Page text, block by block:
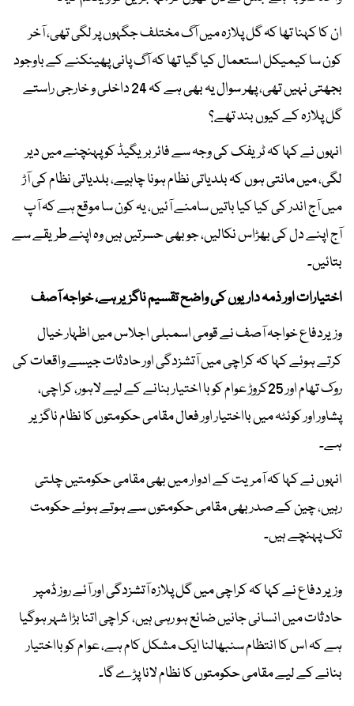
ان کا کہنا تھا کہ گل پلازہ میں آگ مختلف جگہوں پر لگی تھی، آخر
کون سا کیمیکل استعمال کیا گیا تھا کہ آگ پانی پھینکنے کے باوجود
بجھتی نہیں تھی، پھر سوال یہ بھی ہے کہ 24 داخلی و خارجی راستے
گل پلازہ کے کیوں بند تھے؟
انہوں نے کہا کہ ٹریفک کی وجہ سے فائر بریگیڈ کو پہنچنے میں دیر
لگی، میں مانتی ہوں کہ بلدیاتی نظام ہونا چاہیے، بلدیاتی نظام کی آڑ
میں آج اندر کی کیا کیا باتیں سامنے آئیں، یہ کون سا موقع ہے کہ آپ
آج اپنے دل کی بھڑاس نکالیں، جو بھی حسرتیں ہیں وہ اپنے طریقے سے
بتائیں۔
اختیارات اور ذمہ داریوں کی واضح تقسیم ناگزیر ہے، خواجہ آصف
وزیردفاع خواجہ آصف نے قومی اسمبلی اجلاس میں اظہار خیال
کرتے ہوئے کہا کہ کراچی میں آتشزدگی اور حادثات جیسے واقعات کی
روک تھام اور 25کروڑ عوام کو با اختیار بنانے کے لیے لاہور، کراچی،
پشاور اور کوئٹہ میں بااختیار اور فعال مقامی حکومتوں کا نظام ناگزیر
ہے۔
انہوں نے کہا کہ آمریت کے ادوار میں بھی مقامی حکومتیں چلتی
رہیں، چین کے صدر بھی مقامی حکومتوں سے ہوتے ہوئے حکومت
تک پہنچے ہیں۔
وزیر دفاع نے کہا کہ کراچی میں گل پلازہ آتشزدگی اور آئے روز ڈمپر
حادثات میں انسانی جانیں ضائع ہو رہی ہیں، کراچی اتنا بڑا شہر ہوگیا
ہے کہ اس کا انتظام سنبھالنا ایک مشکل کام ہے، عوام کو بااختیار
بنانے کے لیے مقامی حکومتوں کا نظام لانا پڑے گا۔